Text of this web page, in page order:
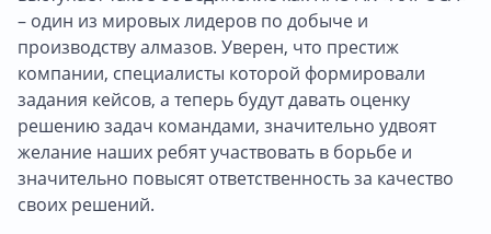
– один из мировых лидеров по добыче и
производству алмазов. Уверен, что престиж
компании, специалисты которой формировали
задания кейсов, а теперь будут давать оценку
решению задач командами, значительно удвоят
желание наших ребят участвовать в борьбе и
значительно повысят ответственность за качество
своих решений.